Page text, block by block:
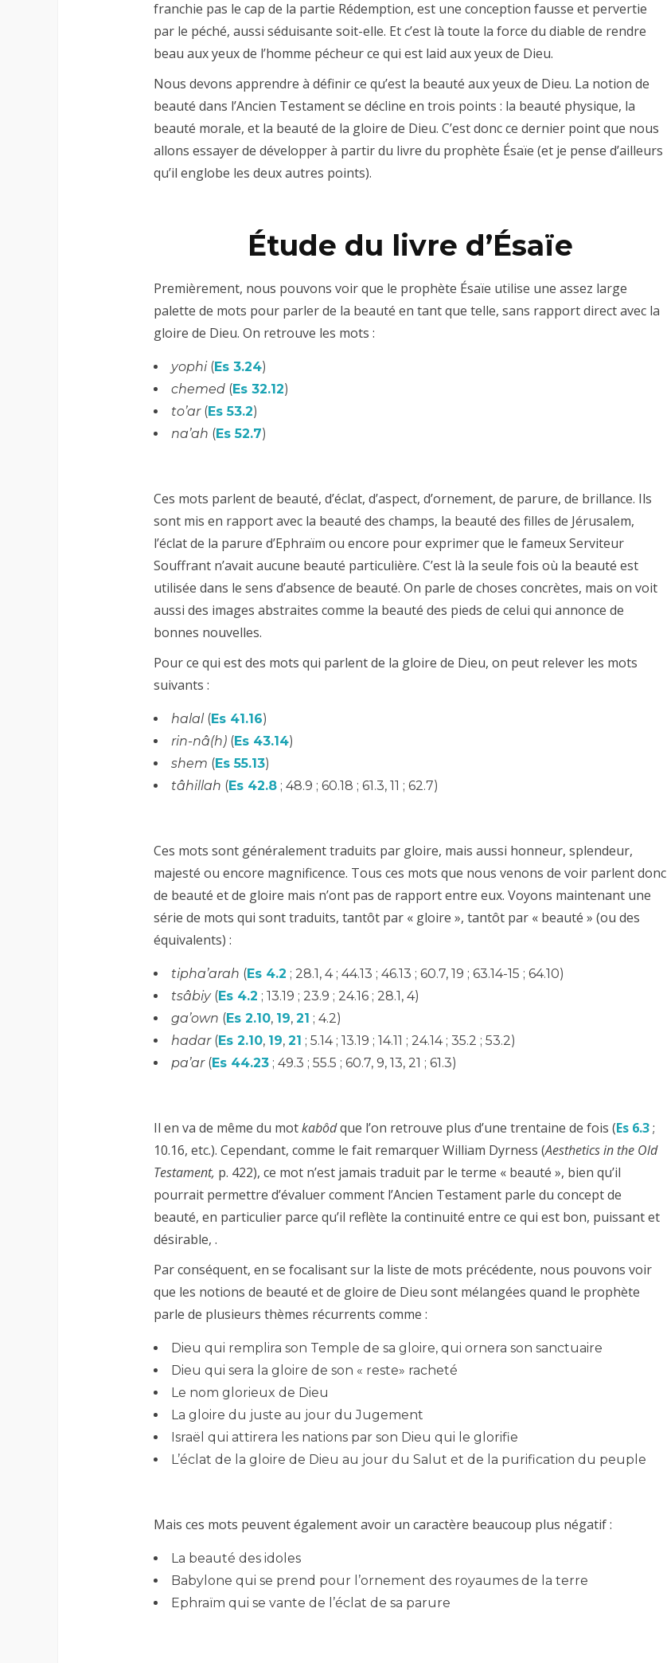
franchie pas le cap de la partie Rédemption, est une conception fausse et pervertie
par le péché, aussi séduisante soit-elle. Et c’est là toute la force du diable de rendre
beau aux yeux de l’homme pécheur ce qui est laid aux yeux de Dieu.
Nous devons apprendre à définir ce qu’est la beauté aux yeux de Dieu. La notion de
beauté dans l’Ancien Testament se décline en trois points : la beauté physique, la
beauté morale, et la beauté de la gloire de Dieu. C’est donc ce dernier point que nous
allons essayer de développer à partir du livre du prophète Ésaïe (et je pense d’ailleurs
qu’il englobe les deux autres points).
Étude du livre d’Ésaïe
Premièrement, nous pouvons voir que le prophète Ésaïe utilise une assez large
palette de mots pour parler de la beauté en tant que telle, sans rapport direct avec la
gloire de Dieu. On retrouve les mots :
yophi(Es 3.24)
chemed (Es 32.12)
to’ar(Es 53.2)
na’ah (Es 52.7)
Ces mots parlent de beauté, d’éclat, d’aspect, d’ornement, de parure, de brillance. Ils
sont mis en rapport avec la beauté des champs, la beauté des filles de Jérusalem,
l’éclat de la parure d’Ephraïm ou encore pour exprimer que le fameux Serviteur
Souffrant n’avait aucune beauté particulière. C’est là la seule fois où la beauté est
utilisée dans le sens d’absence de beauté. On parle de choses concrètes, mais on voit
aussi des images abstraites comme la beauté des pieds de celui qui annonce de
bonnes nouvelles.
Pour ce qui est des mots qui parlent de la gloire de Dieu, on peut relever les mots
suivants :
halal(Es 41.16)
rin-nâ(h) (Es 43.14)
shem (Es 55.13)
tâhillah (Es 42.8 ; 48.9 ; 60.18 ; 61.3, 11 ; 62.7)
Ces mots sont généralement traduits par gloire, mais aussi honneur, splendeur,
majesté ou encore magnificence. Tous ces mots que nous venons de voir parlent donc
de beauté et de gloire mais n’ont pas de rapport entre eux. Voyons maintenant une
série de mots qui sont traduits, tantôt par « gloire », tantôt par « beauté » (ou des
équivalents) :
tipha’arah (Es 4.2 ; 28.1, 4 ; 44.13 ; 46.13 ; 60.7, 19 ; 63.14-15 ; 64.10)
tsâbiy(Es 4.2 ; 13.19 ; 23.9 ; 24.16 ; 28.1, 4)
ga’own (Es 2.10, 19, 21 ; 4.2)
hadar(Es 2.10, 19, 21 ; 5.14 ; 13.19 ; 14.11 ; 24.14 ; 35.2 ; 53.2)
pa’ar(Es 44.23 ; 49.3 ; 55.5 ; 60.7, 9, 13, 21 ; 61.3)
Il en va de même du motkabôdque l’on retrouve plus d’une trentaine de fois (Es 6.3;
10.16, etc.). Cependant, comme le fait remarquer William Dyrness (Aesthetics in the Old
Testament, p. 422), ce mot n’est jamais traduit par le terme « beauté », bien qu’il
pourrait permettre d’évaluer comment l’Ancien Testament parle du concept de
beauté, en particulier parce qu’il reflète la continuité entre ce qui est bon, puissant et
désirable, .
Par conséquent, en se focalisant sur la liste de mots précédente, nous pouvons voir
que les notions de beauté et de gloire de Dieu sont mélangées quand le prophète
parle de plusieurs thèmes récurrents comme :
Dieu qui remplira son Temple de sa gloire, qui ornera son sanctuaire
Dieu qui sera la gloire de son « reste» racheté
Le nom glorieux de Dieu
La gloire du juste au jour du Jugement
Israël qui attirera les nations par son Dieu qui le glorifie
L’éclat de la gloire de Dieu au jour du Salut et de la purification du peuple
Mais ces mots peuvent également avoir un caractère beaucoup plus négatif :
La beauté des idoles
Babylone qui se prend pour l’ornement des royaumes de la terre
Ephraïm qui se vante de l’éclat de sa parure